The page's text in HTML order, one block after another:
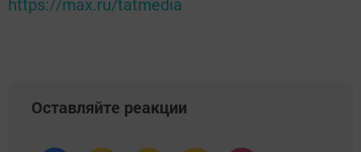
Оставляйте реакции